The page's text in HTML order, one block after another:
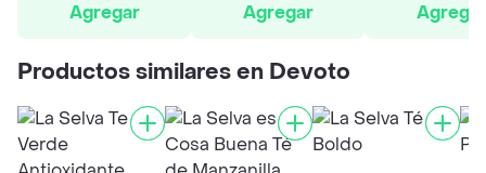
Agregar
Agregar
Agregar
Productos similares en Devoto